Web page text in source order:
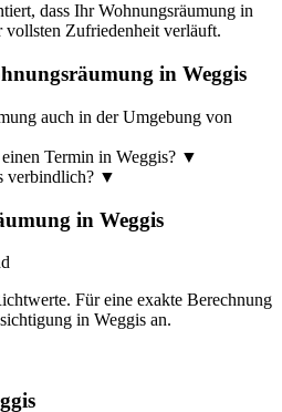
dass Ihr Wohnungsräumung in
vollsten Zufriedenheit verläuft.
in Weggis
auch in der Umgebung von
Termin in Weggis? ▼
verbindlich? ▼
in Weggis
Für eine exakte Berechnung
in Weggis an.